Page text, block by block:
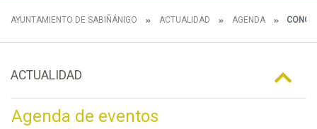
AYUNTAMIENTO DE SABIÑÁNIGO ACTUALIDAD AGENDA
ACTUALIDAD
Agenda de eventos